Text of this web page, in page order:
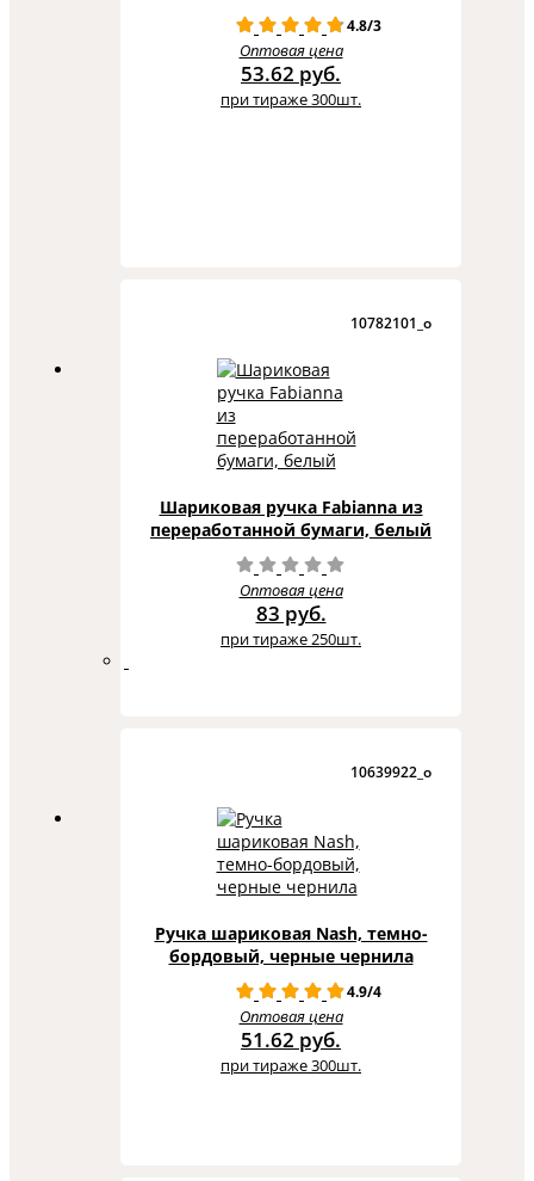
4.8/3
Оптовая цена
53.62 руб.
при тираже 300шт.
10782101_o
Шариковая ручка Fabianna из
переработанной бумаги, белый
Оптовая цена
83 руб.
при тираже 250шт.
10639922_o
Ручка шариковая Nash, темно-
бордовый, черные чернила
4.9/4
Оптовая цена
51.62 руб.
при тираже 300шт.